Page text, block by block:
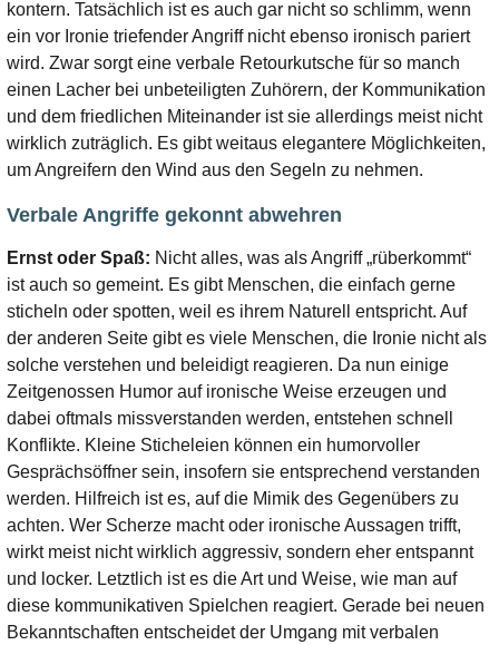
kontern. Tatsächlich ist es auch gar nicht so schlimm, wenn
ein vor Ironie triefender Angriff nicht ebenso ironisch pariert
wird. Zwar sorgt eine verbale Retourkutsche für so manch
einen Lacher bei unbeteiligten Zuhörern, der Kommunikation
und dem friedlichen Miteinander ist sie allerdings meist nicht
wirklich zuträglich. Es gibt weitaus elegantere Möglichkeiten,
um Angreifern den Wind aus den Segeln zu nehmen.
Verbale Angriffe gekonnt abwehren
Ernst oder Spaß: Nicht alles, was als Angriff „rüberkommt“
ist auch so gemeint. Es gibt Menschen, die einfach gerne
sticheln oder spotten, weil es ihrem Naturell entspricht. Auf
der anderen Seite gibt es viele Menschen, die Ironie nicht als
solche verstehen und beleidigt reagieren. Da nun einige
Zeitgenossen Humor auf ironische Weise erzeugen und
dabei oftmals missverstanden werden, entstehen schnell
Konflikte. Kleine Sticheleien können ein humorvoller
Gesprächsöffner sein, insofern sie entsprechend verstanden
werden. Hilfreich ist es, auf die Mimik des Gegenübers zu
achten. Wer Scherze macht oder ironische Aussagen trifft,
wirkt meist nicht wirklich aggressiv, sondern eher entspannt
und locker. Letztlich ist es die Art und Weise, wie man auf
diese kommunikativen Spielchen reagiert. Gerade bei neuen
Bekanntschaften entscheidet der Umgang mit verbalen